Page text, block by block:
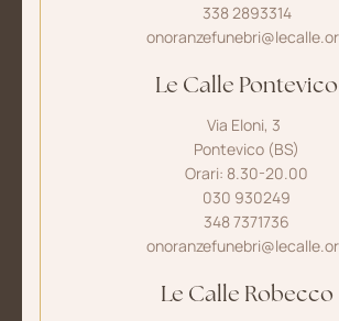
338 2893314
Le Calle Pontevico
Via Eloni, 3
Pontevico (BS)
Orari: 8.30-20.00
030 930249
348 7371736
Le Calle Robecco